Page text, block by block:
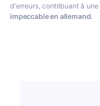
d’erreurs, contribuant à une
impeccable en allemand.